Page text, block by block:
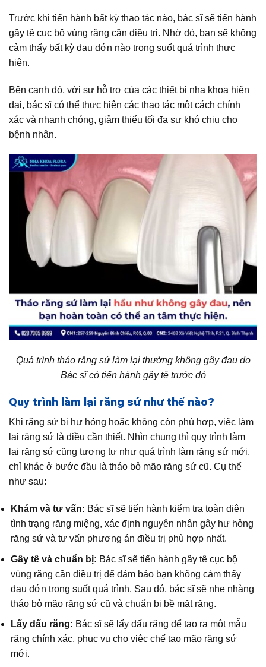
Trước khi tiến hành bất kỳ thao tác nào, bác sĩ sẽ tiến hành
gây tê cục bộ vùng răng cần điều trị. Nhờ đó, bạn sẽ không
cảm thấy bất kỳ đau đớn nào trong suốt quá trình thực
hiện.
Bên cạnh đó, với sự hỗ trợ của các thiết bị nha khoa hiện
đại, bác sĩ có thể thực hiện các thao tác một cách chính
xác và nhanh chóng, giảm thiểu tối đa sự khó chịu cho
bệnh nhân.
Quá trình tháo răng sứ làm lại thường không gây đau do
Bác sĩ có tiến hành gây tê trước đó
Quy trình làm lại răng sứ như thế nào?
Khi răng sứ bị hư hỏng hoặc không còn phù hợp, việc làm
lại răng sứ là điều cần thiết. Nhìn chung thì quy trình làm
lại răng sứ cũng tương tự như quá trình làm răng sứ mới,
chỉ khác ở bước đầu là tháo bỏ mão răng sứ cũ. Cụ thể
như sau:
Khám và tư vấn: Bác sĩ sẽ tiến hành kiểm tra toàn diện
tình trạng răng miệng, xác định nguyên nhân gây hư hỏng
răng sứ và tư vấn phương án điều trị phù hợp nhất.
Gây tê và chuẩn bị: Bác sĩ sẽ tiến hành gây tê cục bộ
vùng răng cần điều trị để đảm bảo bạn không cảm thấy
đau đớn trong suốt quá trình. Sau đó, bác sĩ sẽ nhẹ nhàng
tháo bỏ mão răng sứ cũ và chuẩn bị bề mặt răng.
Lấy dấu răng: Bác sĩ sẽ lấy dấu răng để tạo ra một mẫu
răng chính xác, phục vụ cho việc chế tạo mão răng sứ
mới.